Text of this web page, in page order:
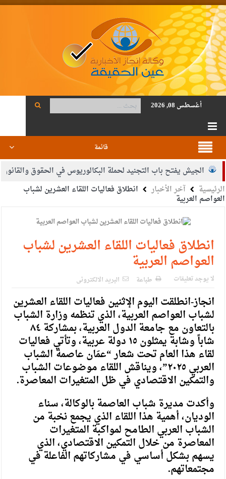
أغسطس 08, 2026
قائمة
الجيش يفتح باب التجنيد لحملة البكالوريوس في الحقوق والقانون
أحمد فريحات.. مبارك ومزيدا من التوفيقالرئيسية آخر الأخبار انطلاق فعاليات اللقاء العشرين لشباب
العواصم العربية
انطلاق فعاليات اللقاء العشرين لشباب
العواصم العربية
لا يوجد تعليقات طباعة البريد الالكترونى
انجاز-انطلقت اليوم الإثنين فعاليات اللقاء العشرين
لشباب العواصم العربية، الذي تنظمه وزارة الشباب
بالتعاون مع جامعة الدول العربية، بمشاركة ٨٤
شاباً وشابة يمثلون ١٥ دولة عربية، وتأتي فعاليات
لقاء هذا العام تحت شعار “عمّان عاصمة الشباب
العربي ٢٠٢٥”، ويناقش اللقاء موضوعات الشباب
والتمكين الاقتصادي في ظل المتغيرات المعاصرة.
وأكدت مديرة شباب العاصمة بالوكالة، سناء
الوديان، أهمية هذا اللقاء الذي يجمع نخبة من
الشباب العربي الطامح لمواكبة المتغيرات
المعاصرة من خلال التمكين الاقتصادي، الذي
يسهم بشكل أساسي في مشاركاتهم الفاعلة في
مجتمعاتهم.